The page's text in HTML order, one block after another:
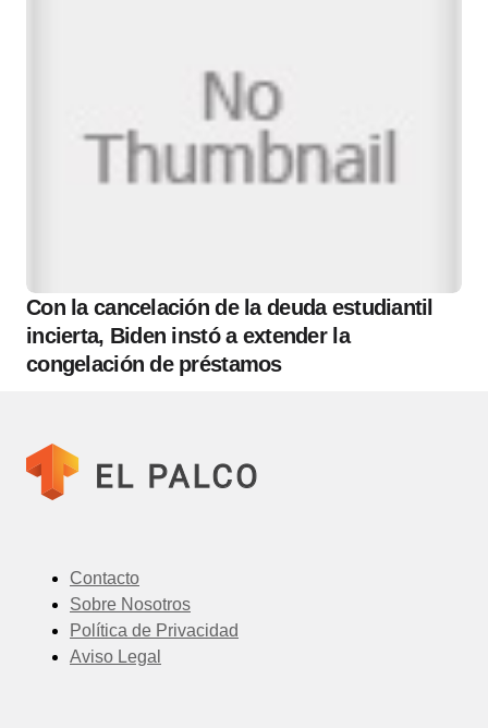
Con la cancelación de la deuda estudiantil
incierta, Biden instó a extender la
congelación de préstamos
Contacto
Sobre Nosotros
Política de Privacidad
Aviso Legal